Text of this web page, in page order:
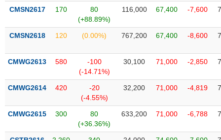
CMSN2617 170
80
(+88.89%)
116,000 67,400 -7,600
CMSN2618 120 (0.00%) 767,200 67,400 -8,600
CMWG2613 580
-100
(-14.71%)
30,100 71,000 -2,850
CMWG2614 420
-20
(-4.55%)
32,200 71,000 -4,819
CMWG2615 300
80
(+36.36%)
633,200 71,000 -6,788
chính
Công
cụ
tư